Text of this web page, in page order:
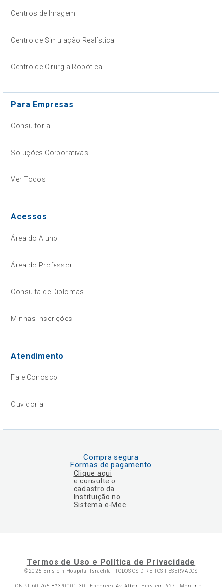
Centros de Imagem
Centro de Simulação Realística
Centro de Cirurgia Robótica
Para Empresas
Consultoria
Soluções Corporativas
Ver Todos
Acessos
Área do Aluno
Área do Professor
Consulta de Diplomas
Minhas Inscrições
Atendimento
Fale Conosco
Ouvidoria
Compra segura
Formas de pagamento
Clique aqui
e consulte o
cadastro da
Instituição no
Sistema e-Mec
Termos de Uso e Política de Privacidade
©2025 Einstein Hospital Israelita -TODOS OS DIREITOS RESERVADOS
CNPJ: 60.765.823/0001-30 - Endereço: Av. Albert Einstein, 627 - Morumbi -